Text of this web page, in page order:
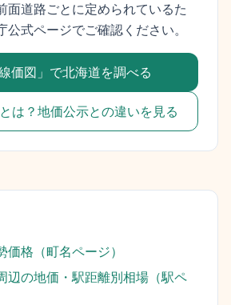
面道路ごとに定められているた
公式ページでご確認ください。
価図」で北海道を調べる
は？地価公示との違いを見る
価格（町名ページ）
辺の地価・駅距離別相場（駅ペ